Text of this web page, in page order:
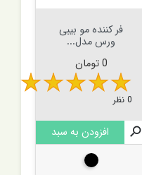
فر کننده مو بیبی
ورس مدل...
قیمت
0 تومان
0 نظر

افزودن به سبد
مشکی